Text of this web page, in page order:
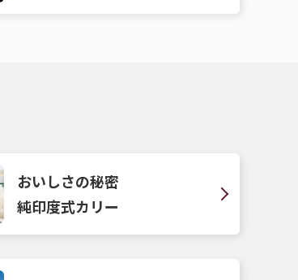
おいしさの秘密
純印度式カリー